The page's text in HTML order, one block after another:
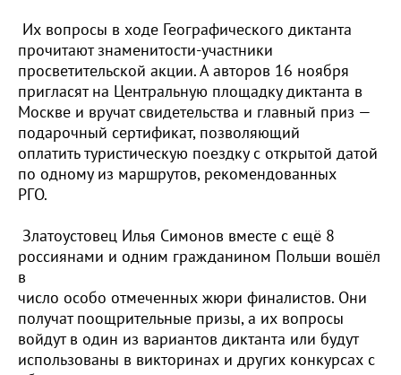
Их вопросы в ходе Географического диктанта
прочитают знаменитости-участники
просветительской акции. А авторов 16 ноября
пригласят на Центральную площадку диктанта в
Москве и вручат свидетельства и главный приз —
подарочный сертификат, позволяющий
оплатить туристическую поездку с открытой датой
по одному из маршрутов, рекомендованных
РГО.
Златоустовец Илья Симонов вместе с ещё 8
россиянами и одним гражданином Польши вошёл
в
число особо отмеченных жюри финалистов. Они
получат поощрительные призы, а их вопросы
войдут в один из вариантов диктанта или будут
использованы в викторинах и других конкурсах с